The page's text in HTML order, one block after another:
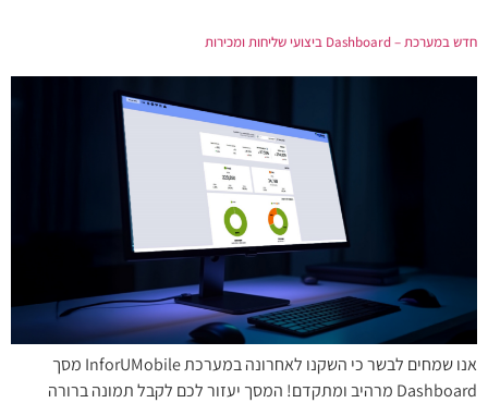
חדש במערכת – Dashboard ביצועי שליחות ומכירות
אנו שמחים לבשר כי השקנו לאחרונה במערכת InforUMobile מסך
Dashboard מרהיב ומתקדם! המסך יעזור לכם לקבל תמונה ברורה